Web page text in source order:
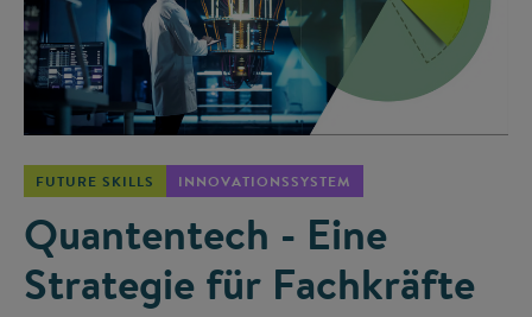
FUTURE SKILLS INNOVATIONSSYSTEM
Quantentech - Eine
Strategie für Fachkräfte